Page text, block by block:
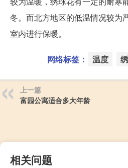
冬。而北方地区的低温情况较为
室内进行保暖。
网络标签： 温度
上一篇
富园公寓适合多大年龄
相关问题